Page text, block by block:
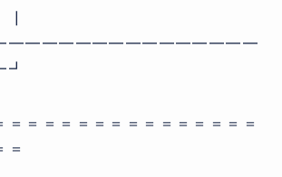
＝＝＝＝＝＝＝＝＝＝＝＝＝＝
＝